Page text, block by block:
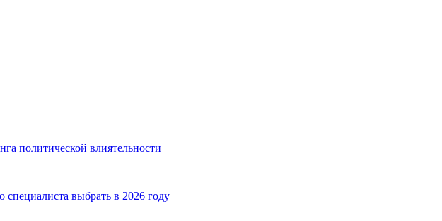
политической влиятельности
специалиста выбрать в 2026 году